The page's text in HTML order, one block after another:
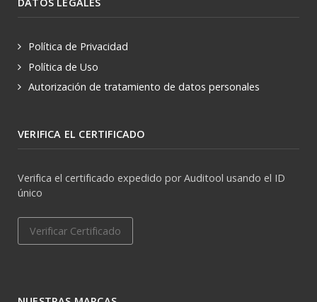
Política de Privacidad
Política de Uso
Autorización de tratamiento de datos personales
VERIFICA EL CERTIFICADO
Verifica el certificado expedido por Auditool usando el ID
único
Verificar Certificado